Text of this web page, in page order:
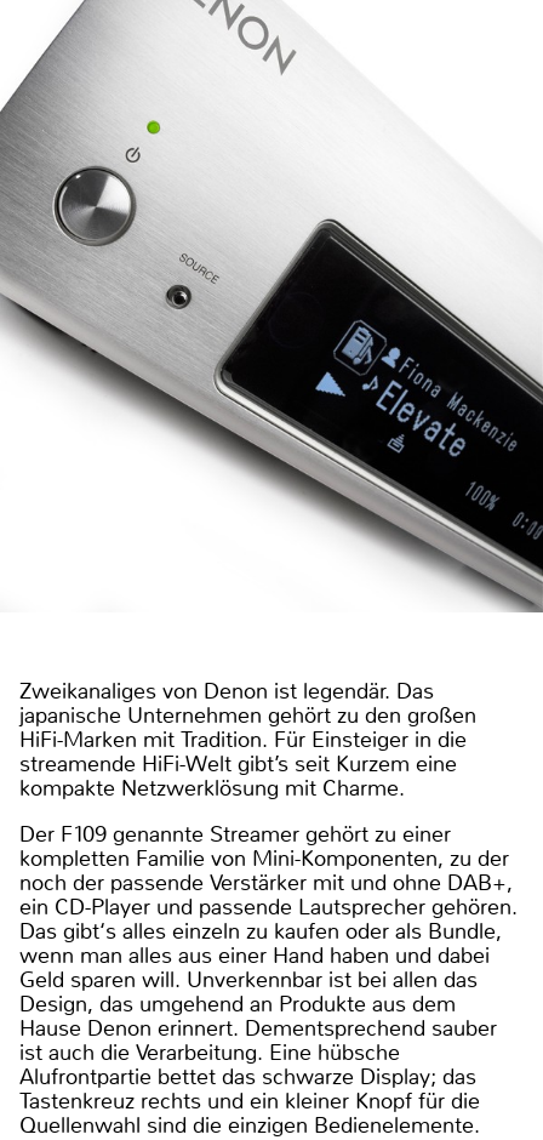
Zweikanaliges von Denon ist legendär. Das
japanische Unternehmen gehört zu den großen
HiFi-Marken mit Tradition. Für Einsteiger in die
streamende HiFi-Welt gibt’s seit Kurzem eine
kompakte Netzwerklösung mit Charme.
Der F109 genannte Streamer gehört zu einer
kompletten Familie von Mini-Komponenten, zu der
noch der passende Verstärker mit und ohne DAB+,
ein CD-Player und passende Lautsprecher gehören.
Das gibt‘s alles einzeln zu kaufen oder als Bundle,
wenn man alles aus einer Hand haben und dabei
Geld sparen will. Unverkennbar ist bei allen das
Design, das umgehend an Produkte aus dem
Hause Denon erinnert. Dementsprechend sauber
ist auch die Verarbeitung. Eine hübsche
Alufrontpartie bettet das schwarze Display; das
Tastenkreuz rechts und ein kleiner Knopf für die
Quellenwahl sind die einzigen Bedienelemente.